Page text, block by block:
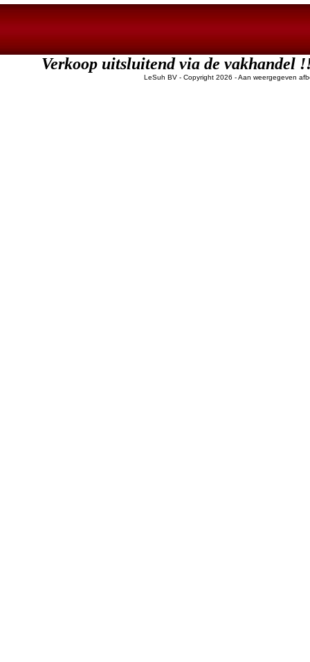
Verkoop uitsluitend via de
LeSuh BV - Copyright 2026 - Aan weergegeven